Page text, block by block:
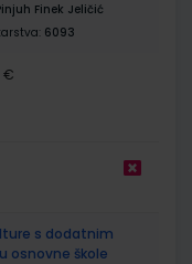
Finek Jeličić
6093
€
s dodatnim
osnovne škole